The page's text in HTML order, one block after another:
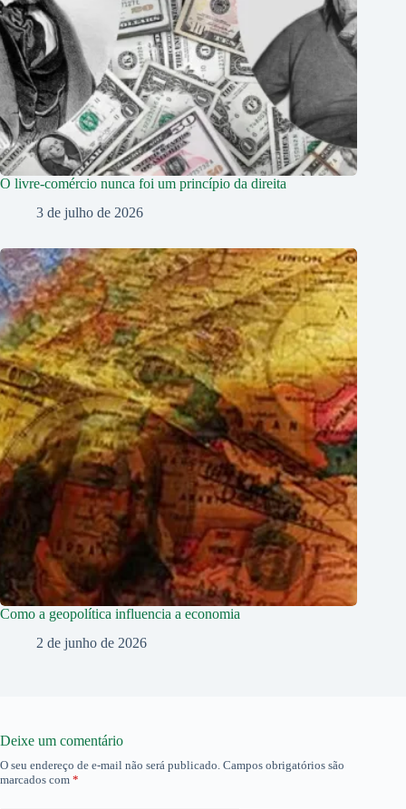
O livre-comércio nunca foi um princípio da direita
3 de julho de 2026
Como a geopolítica influencia a economia
2 de junho de 2026
Deixe um comentário
O seu endereço de e-mail não será publicado. Campos obrigatórios são
marcados com *